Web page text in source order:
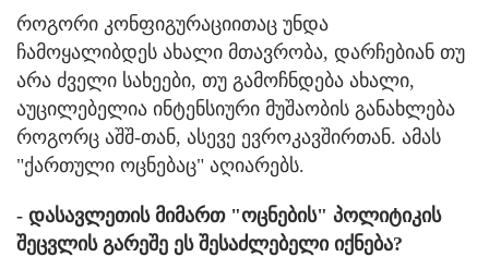
როგორი კონფიგურაციითაც უნდა
ჩამოყალიბდეს ახალი მთავრობა, დარჩებიან თუ
არა ძველი სახეები, თუ გამოჩნდება ახალი,
აუცილებელია ინტენსიური მუშაობის განახლება
როგორც აშშ-თან, ასევე ევროკავშირთან. ამას
"ქართული ოცნებაც" აღიარებს.
- დასავლეთის მიმართ "ოცნების" პოლიტიკის
შეცვლის გარეშე ეს შესაძლებელი იქნება?